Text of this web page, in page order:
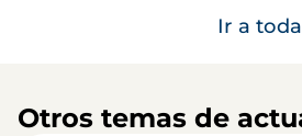
Ir a
Otros temas de